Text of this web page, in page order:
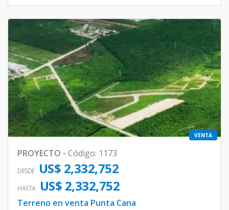
VENTA
PROYECTO - Código: 1173
DESDE US$ 2,332,752
HASTA US$ 2,332,752
Terreno en venta Punta Cana